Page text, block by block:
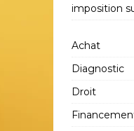
imposition
Achat
Diagnostic
Droit